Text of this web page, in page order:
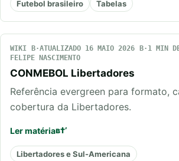
Futebol brasileiro Tabelas
WIKI ATUALIZADO 16 MAIO 2026
1 MIN
FELIPE NASCIMENTO
CONMEBOL Libertadores
Referência evergreen para formato,
cobertura da Libertadores.
Ler matéria
Libertadores e Sul-Americana